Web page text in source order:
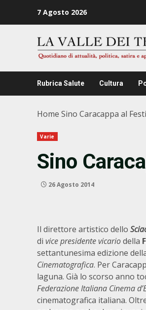
7 Agosto 2026
Rubrica Salute Cultura
Home Sino Caracappa al
Varie
Sino
26 Agosto 2014
Il direttore artistico dello
di vice presidente vicariodella
settantunesima edizione
Cinematografica. Per
laguna. Già lo scorso anno
Federazione Italiana Cinema
cinematografica italiana.